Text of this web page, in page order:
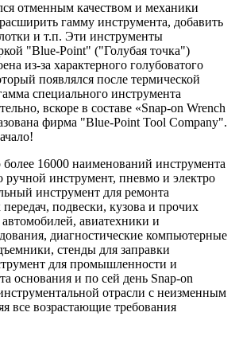
отменным качеством и механики
гамму инструмента, добавить
и т.п. Эти инструменты
"Blue-Point" ("Голубая точка")
из-за характерного голубоватого
появлялся после термической
специального инструмента
вскоре в составе «Snap-on Wrench
фирма "Blue-Point Tool Company".
более 16000 наименований инструмента
ручной инструмент, пневмо и электро
инструмент для ремонта
передач, подвески, кузова и прочих
авиатехники и
диагностические компьютерные
стенды для заправки
для промышленности и
основания и по сей день Snap-on
отрасли с неизменным
все возрастающие требования